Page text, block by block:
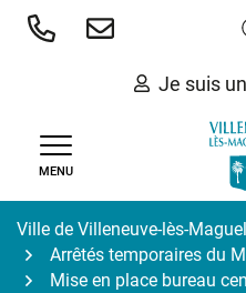
Aller
Je suis
MENU
Ville de Villeneuve-lès-
Arrêtés temporaires du
Mise en place bureau